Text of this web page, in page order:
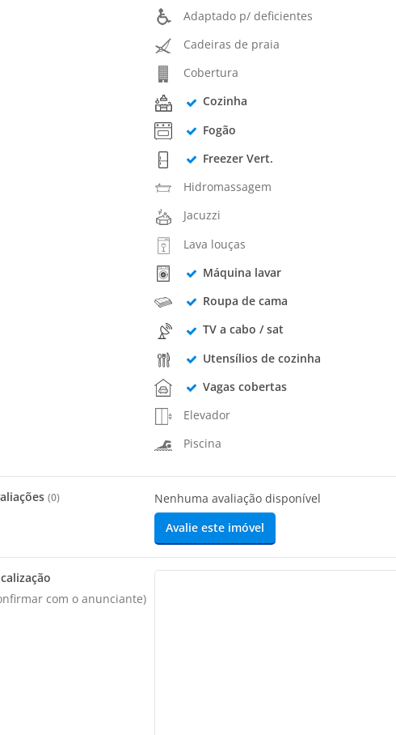
Adaptado p/ deficientes
Cadeiras de praia
Cobertura
Cozinha
Fogão
Freezer Vert.
Hidromassagem
Jacuzzi
Lava louças
Máquina lavar
Roupa de cama
TV a cabo / sat
Utensílios de cozinha
Vagas cobertas
Elevador
Piscina
(0)
Nenhuma avaliação disponível
Avalie este imóvel
com o anunciante)